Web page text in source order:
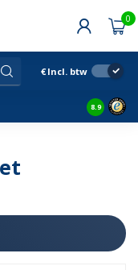
0
€ Incl. btw
Snelle
8.9